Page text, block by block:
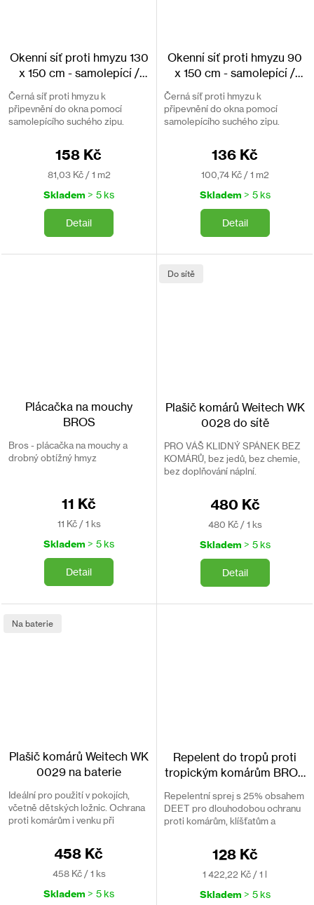
Okenní síť proti hmyzu 130
x 150 cm - samolepící /
Černá síť proti hmyzu k
připevnění do okna pomocí
samolepícího suchého zipu.
158 Kč
Měrná
81,03 Kč / 1 m2
Skladem > 5 ks
Detail
Okenní síť proti hmyzu 90
x 150 cm - samolepící /
Černá síť proti hmyzu k
připevnění do okna pomocí
samolepícího suchého zipu.
136 Kč
Měrná
100,74 Kč / 1 m2
Skladem > 5 ks
Detail
Plácačka na mouchy
BROS
Bros - plácačka na mouchy a
drobný obtížný hmyz
11 Kč
Měrná
11 Kč / 1 ks
Skladem > 5 ks
Detail
Do sítě
Plašič komárů Weitech WK
0028 do sítě
PRO VÁŠ KLIDNÝ SPÁNEK BEZ
KOMÁRŮ, bez jedů, bez chemie,
bez doplňování náplní.
480 Kč
Měrná
480 Kč / 1 ks
Skladem > 5 ks
Detail
Na baterie
Plašič komárů Weitech WK
0029 na baterie
Ideální pro použití v pokojích,
včetně dětských ložnic. Ochrana
proti komárům i venku při
přístroj není vodotěsný).
Naprosto nezávadný - bez...
458 Kč
Měrná
458 Kč / 1 ks
Skladem > 5 ks
Repelent do tropů proti
tropickým komárům BROS
Repelentní sprej s 25% obsahem
DEET pro dlouhodobou ochranu
proti komárům, klíšťatům a
128 Kč
Měrná
1 422,22 Kč / 1 l
Skladem > 5 ks